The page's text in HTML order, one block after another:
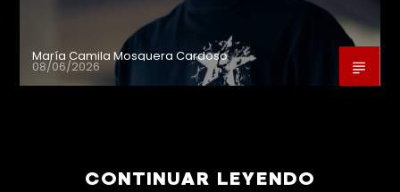
María Camila Mosquera Cardoso
08/06/2026
CONTINUAR LEYENDO